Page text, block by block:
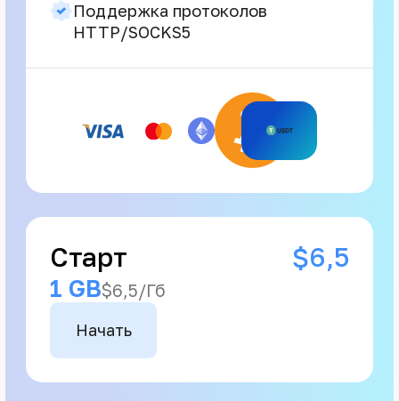
Старт $6,5
1 GB$6,5/Гб
Начать
Поддержка протоколов
HTTP/SOCKS5